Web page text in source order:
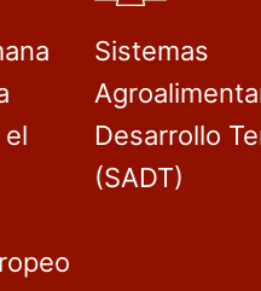
Sistemas
Desarrollo
(SADT)